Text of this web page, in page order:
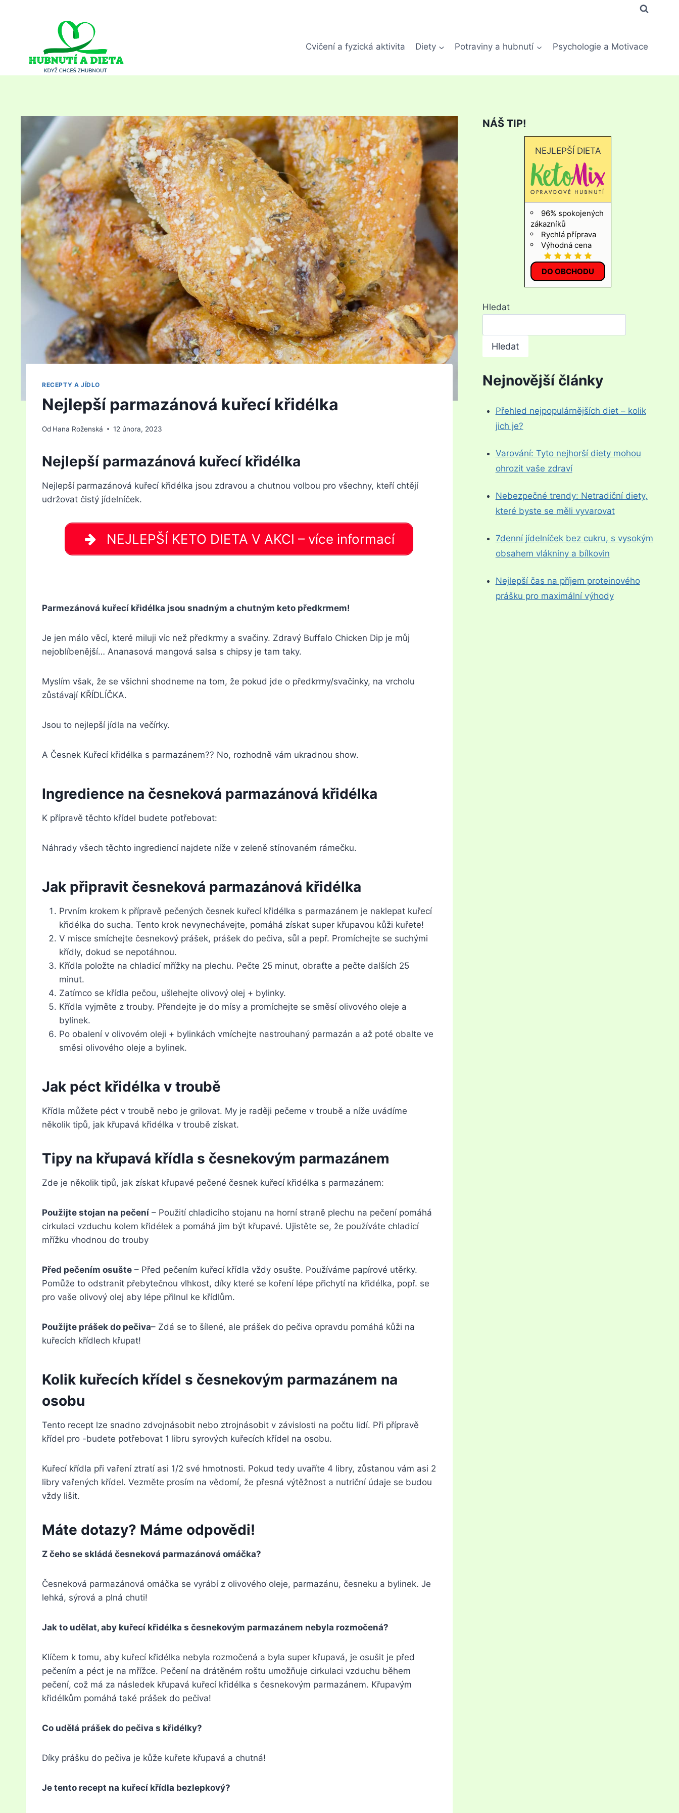
Cvičení a fyzická aktivita
Diety Potraviny a hubnutí Psychologie a Motivace
RECEPTY A JÍDLO
Nejlepší parmazánová kuřecí křidélka
Od Hana Roženská 12 února, 2023
Nejlepší parmazánová kuřecí křidélka
Nejlepší parmazánová kuřecí křidélka jsou zdravou a chutnou volbou pro všechny, kteří chtějí
udržovat čistý jídelníček.
NEJLEPŠÍ KETO DIETA V AKCI – více informací
Parmezánová kuřecí křidélka jsou snadným a chutným keto předkrmem!
Je jen málo věcí, které miluji víc než předkrmy a svačiny. Zdravý Buffalo Chicken Dip je můj
nejoblíbenější… Ananasová mangová salsa s chipsy je tam taky.
Myslím však, že se všichni shodneme na tom, že pokud jde o předkrmy/svačinky, na vrcholu
zůstávají KŘÍDLÍČKA.
Jsou to nejlepší jídla na večírky.
A Česnek Kuřecí křidélka s parmazánem?? No, rozhodně vám ukradnou show.
Ingredience na česneková parmazánová křidélka
K přípravě těchto křídel budete potřebovat:
Náhrady všech těchto ingrediencí najdete níže v zeleně stínovaném rámečku.
Jak připravit česneková parmazánová křidélka
Prvním krokem k přípravě pečených česnek kuřecí křidélka s parmazánem je naklepat kuřecí
křidélka do sucha. Tento krok nevynechávejte, pomáhá získat super křupavou kůži kuřete!
V misce smíchejte česnekový prášek, prášek do pečiva, sůl a pepř. Promíchejte se suchými
křídly, dokud se nepotáhnou.
Křídla položte na chladicí mřížky na plechu. Pečte 25 minut, obraťte a pečte dalších 25
minut.
Zatímco se křídla pečou, ušlehejte olivový olej + bylinky.
Křídla vyjměte z trouby. Přendejte je do mísy a promíchejte se směsí olivového oleje a
bylinek.
Po obalení v olivovém oleji + bylinkách vmíchejte nastrouhaný parmazán a až poté obalte ve
směsi olivového oleje a bylinek.
Jak péct křidélka v troubě
Křídla můžete péct v troubě nebo je grilovat. My je raději pečeme v troubě a níže uvádíme
několik tipů, jak křupavá křidélka v troubě získat.
Tipy na křupavá křídla s česnekovým parmazánem
Zde je několik tipů, jak získat křupavé pečené česnek kuřecí křidélka s parmazánem:
Použijte stojan na pečení – Použití chladicího stojanu na horní straně plechu na pečení pomáhá
cirkulaci vzduchu kolem křidélek a pomáhá jim být křupavé. Ujistěte se, že používáte chladicí
mřížku vhodnou do trouby
Před pečením osušte – Před pečením kuřecí křídla vždy osušte. Používáme papírové utěrky.
Pomůže to odstranit přebytečnou vlhkost, díky které se koření lépe přichytí na křidélka, popř. se
pro vaše olivový olej aby lépe přilnul ke křídlům.
Použijte prášek do pečiva– Zdá se to šílené, ale prášek do pečiva opravdu pomáhá kůži na
kuřecích křídlech křupat!
Kolik kuřecích křídel s česnekovým parmazánem na
osobu
Tento recept lze snadno zdvojnásobit nebo ztrojnásobit v závislosti na počtu lidí. Při přípravě
křídel pro -budete potřebovat 1 libru syrových kuřecích křídel na osobu.
Kuřecí křídla při vaření ztratí asi 1/2 své hmotnosti. Pokud tedy uvaříte 4 libry, zůstanou vám asi 2
libry vařených křídel. Vezměte prosím na vědomí, že přesná výtěžnost a nutriční údaje se budou
vždy lišit.
Máte dotazy? Máme odpovědi!
Z čeho se skládá česneková parmazánová omáčka?
Česneková parmazánová omáčka se vyrábí z olivového oleje, parmazánu, česneku a bylinek. Je
lehká, sýrová a plná chuti!
Jak to udělat, aby kuřecí křidélka s česnekovým parmazánem nebyla rozmočená?
Klíčem k tomu, aby kuřecí křidélka nebyla rozmočená a byla super křupavá, je osušit je před
pečením a péct je na mřížce. Pečení na drátěném roštu umožňuje cirkulaci vzduchu během
pečení, což má za následek křupavá kuřecí křidélka s česnekovým parmazánem. Křupavým
křidélkům pomáhá také prášek do pečiva!
Co udělá prášek do pečiva s křidélky?
Díky prášku do pečiva je kůže kuřete křupavá a chutná!
Je tento recept na kuřecí křídla bezlepkový?
NÁŠ TIP!
NEJLEPŠÍ DIETA
96% spokojených
zákazníků
Rychlá příprava
Výhodná cena
DO OBCHODU
Hledat
Hledat
Nejnovější články
Přehled nejpopulárnějších diet – kolik
jich je?
Varování: Tyto nejhorší diety mohou
ohrozit vaše zdraví
Nebezpečné trendy: Netradiční diety,
které byste se měli vyvarovat
7denní jídelníček bez cukru, s vysokým
obsahem vlákniny a bílkovin
Nejlepší čas na příjem proteinového
prášku pro maximální výhody